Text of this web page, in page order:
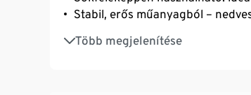
Stabil, erős műanyagból –
Több megjelenítése
Fogantyúval